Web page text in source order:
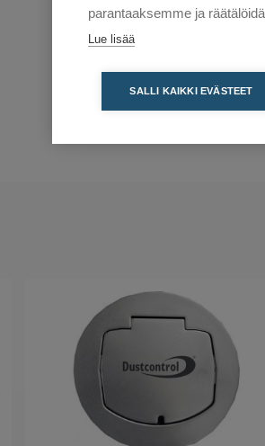
parantaaksemme ja
Lue lisää
SALLI KAIKKI EVÄSTEET